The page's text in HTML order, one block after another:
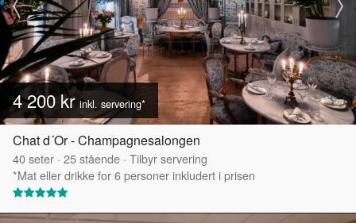
4 200 krinkl. servering*
Chat d´Or - Champagnesalongen
40seter · 25stående · Tilbyr servering
*Mat eller drikke for 6 personer inkludert i prisen